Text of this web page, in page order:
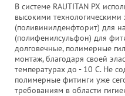
В системе RAUTITAN PX
высокими технологическими
(поливинилденфторит) для
(полифенилсульфон) для
долговечные, полимерные
монтаж, благодаря своей
температурах до - 10 C. Не
полимерные фитинги уже
требованиям в области